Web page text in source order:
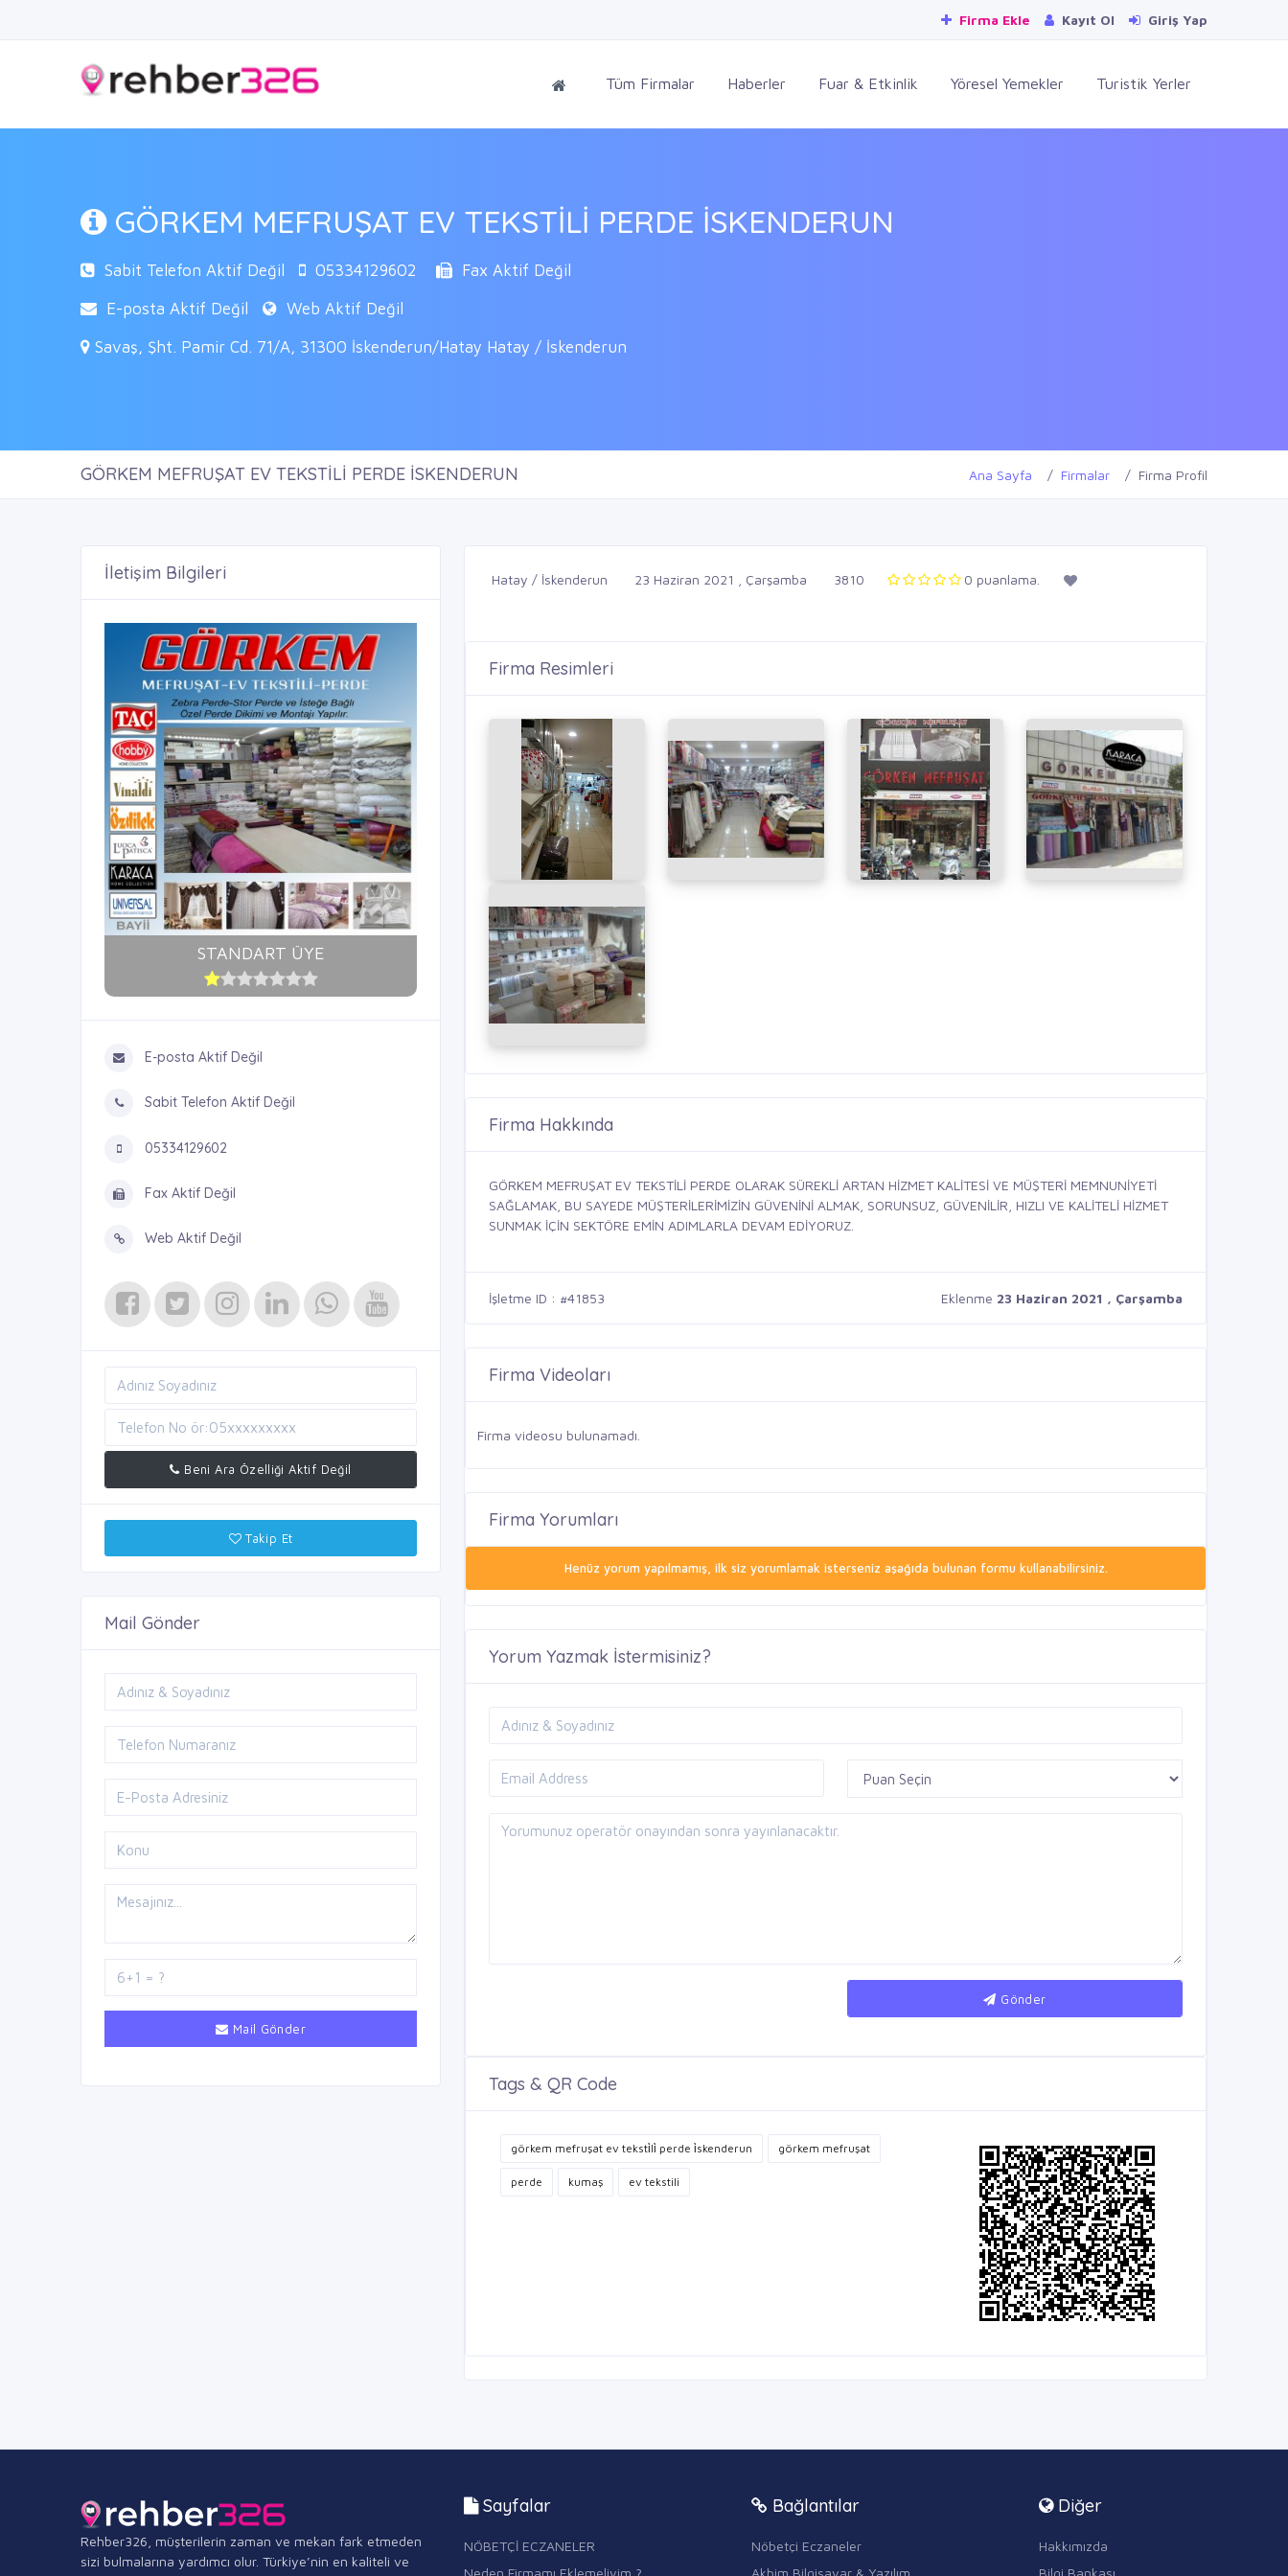
Firma Ekle Kayıt Ol Giriş Yap
Tüm Firmalar Haberler Fuar & Etkinlik Yöresel Yemekler Turistik Yerler
GÖRKEM MEFRUŞAT EV TEKSTİLİ PERDE İSKENDERUN
Sabit Telefon Aktif Değil 05334129602
Fax Aktif Değil
E-posta Aktif Değil
Web Aktif Değil
Savaş, Şht. Pamir Cd. 71/A, 31300 İskenderun/Hatay Hatay / İskenderun
GÖRKEM MEFRUŞAT EV TEKSTİLİ PERDE İSKENDERUN Ana Sayfa Firmalar Firma Profil
İletişim Bilgileri
STANDART ÜYE
E-posta Aktif Değil
Sabit Telefon Aktif Değil
05334129602
Fax Aktif Değil
Web Aktif Değil
Beni Ara Özelliği Aktif Değil
Takip Et
Mail Gönder
Mail Gönder
Hatay / İskenderun 23 Haziran 2021 , Çarşamba 3810 0 puanlama.
Firma Resimleri
Firma Hakkında
GÖRKEM MEFRUŞAT EV TEKSTİLİ PERDE OLARAK SÜREKLİ ARTAN HİZMET KALİTESİ VE MÜŞTERİ MEMNUNİYETİ
SAĞLAMAK, BU SAYEDE MÜŞTERİLERİMİZİN GÜVENİNİ ALMAK, SORUNSUZ, GÜVENİLİR, HIZLI VE KALİTELİ HİZMET
SUNMAK İÇİN SEKTÖRE EMİN ADIMLARLA DEVAM EDİYORUZ.
İşletme ID : #41853 Eklenme 23 Haziran 2021 , Çarşamba
Firma Videoları
Firma videosu bulunamadı.
Firma Yorumları
Henüz yorum yapılmamış, ilk siz yorumlamak isterseniz aşağıda bulunan formu kullanabilirsiniz.
Yorum Yazmak İstermisiniz?
Gönder
Tags & QR Code
görkem mefruşat ev teksti̇li̇ perde i̇skenderun görkem mefruşat
perde kumaş ev tekstili
Rehber326, müşterilerin zaman ve mekan fark etmeden
sizi bulmalarına yardımcı olur. Türkiye’nin en kaliteli ve
Sayfalar
NÖBETÇİ ECZANELER
Bağlantılar
Nöbetçi Eczaneler
Diğer
Hakkımızda